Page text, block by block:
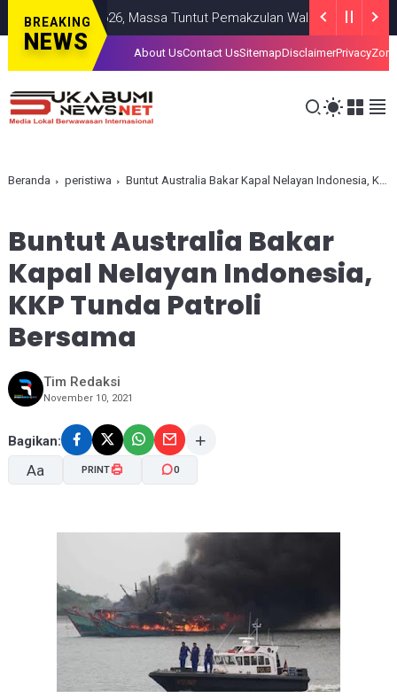
BREAKING
NEWS
Aksi 2626, Massa Tuntut Pemakzulan Wali Kota Sukabumi dan
About UsContact UsSitemapDisclaimerPrivacy
Beranda peristiwa Buntut Australia Bakar Kapal Nelayan Indonesia, KKP Tunda Patroli Bersama
Buntut Australia Bakar
Kapal Nelayan Indonesia,
KKP Tunda Patroli
Bersama
Tim Redaksi
November 10, 2021
Bagikan:
Aa
A+
PRINT 0